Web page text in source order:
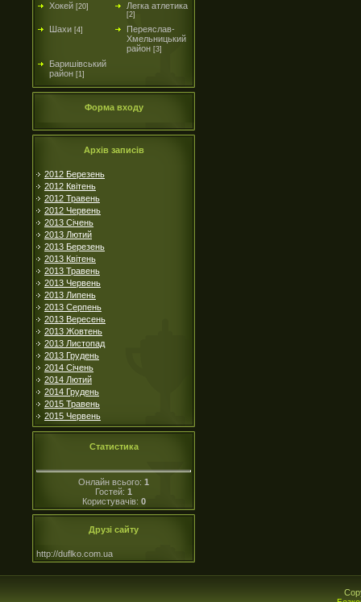
Хокей [20] Легка атлетика
[2]
Шахи [4]
Переяслав-
Хмельницький
район [3]
Баришівський
район [1]
Форма входу
Архів записів
2012 Березень
2012 Квітень
2012 Травень
2012 Червень
2013 Січень
2013 Лютий
2013 Березень
2013 Квітень
2013 Травень
2013 Червень
2013 Липень
2013 Серпень
2013 Вересень
2013 Жовтень
2013 Листопад
2013 Грудень
2014 Січень
2014 Лютий
2014 Грудень
2015 Травень
2015 Червень
Статистика
Онлайн всього: 1
Гостей: 1
Користувачів: 0
Друзі сайту
http://duflko.com.ua